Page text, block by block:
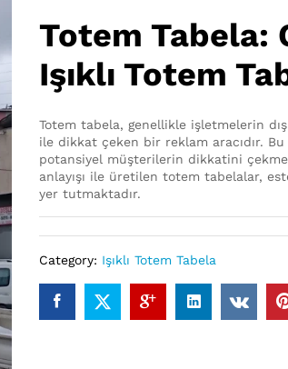
Totem Tabela:
Işıklı Totem
Totem tabela, genellikle işletmelerin
ile dikkat çeken bir reklam aracıdır. Bu
potansiyel müşterilerin dikkatini
anlayışı ile üretilen totem tabelalar,
yer tutmaktadır.
Category: Işıklı Totem Tabela